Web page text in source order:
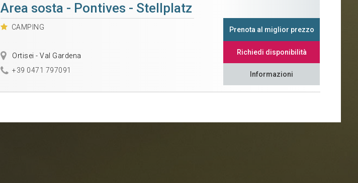
Area sosta - Pontives - Stellplatz
CAMPING
Ortisei - Val Gardena
+39 0471 797091
Prenota al miglior prezzo
Richiedi disponibilità
Informazioni